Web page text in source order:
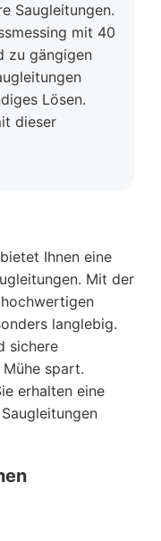
Saugleitungen.
mit 40
zu gängigen
Lösen.
dieser
Ihnen eine
Mit der
langlebig.
sichere
spart.
erhalten eine